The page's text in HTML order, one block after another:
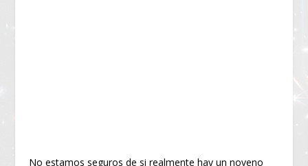
No estamos seguros de si realmente hay un noveno